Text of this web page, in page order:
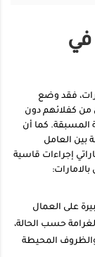
في
فقد وضع
من كفلائهم دون
المسبقة. كما أن
بين العامل
إجراءات قاسية
على العمال
حسب الحالة،
المحيطة